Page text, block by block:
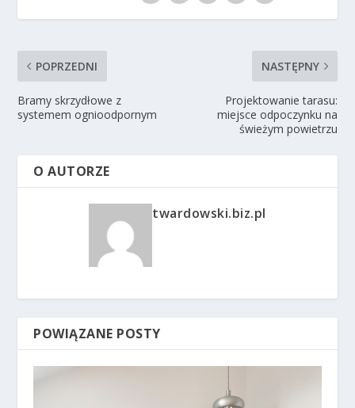
POPRZEDNI
Bramy skrzydłowe z
systemem ognioodpornym
NASTĘPNY
Projektowanie tarasu:
miejsce odpoczynku na
świeżym powietrzu
O AUTORZE
twardowski.biz.pl
POWIĄZANE POSTY